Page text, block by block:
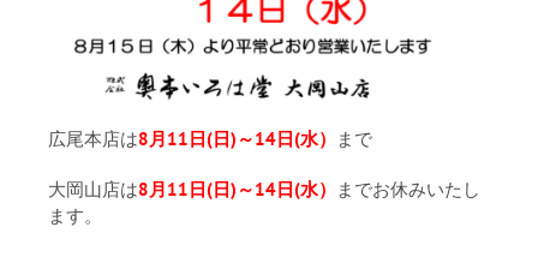
広尾本店は8月11日(日)～14日(水） まで
大岡山店は8月11日(日)～14日(水）
までお休みいたし
ます。